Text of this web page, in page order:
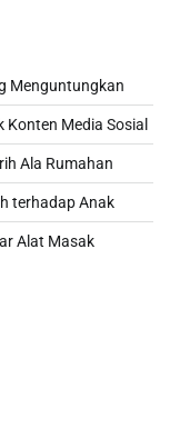
Menguntungkan
Media Sosial
Ala Rumahan
terhadap Anak
Alat Masak